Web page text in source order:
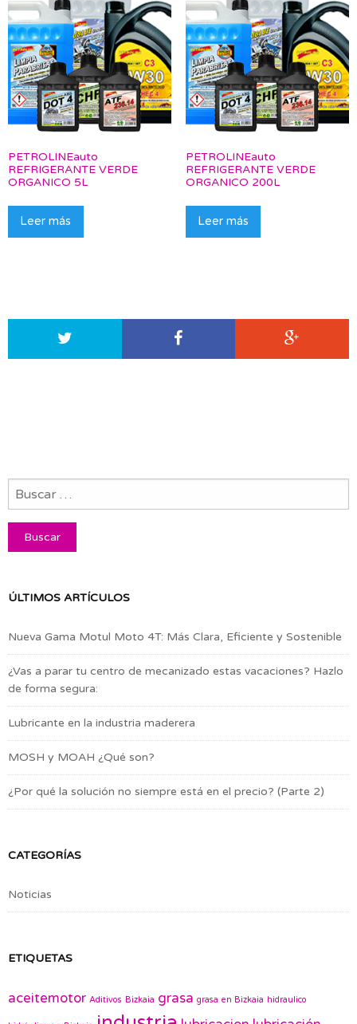
PETROLINEauto
REFRIGERANTE VERDE
ORGANICO 5L
Leer más
PETROLINEauto
REFRIGERANTE VERDE
ORGANICO 200L
Leer más
ÚLTIMOS ARTÍCULOS
Nueva Gama Motul Moto 4T: Más Clara, Eficiente y Sostenible
¿Vas a parar tu centro de mecanizado estas vacaciones? Hazlo
de forma segura:
Lubricante en la industria maderera
MOSH y MOAH ¿Qué son?
¿Por qué la solución no siempre está en el precio? (Parte 2)
CATEGORÍAS
Noticias
ETIQUETAS
aceitemotor Aditivos Bizkaia grasa grasa en Bizkaia hidraulico